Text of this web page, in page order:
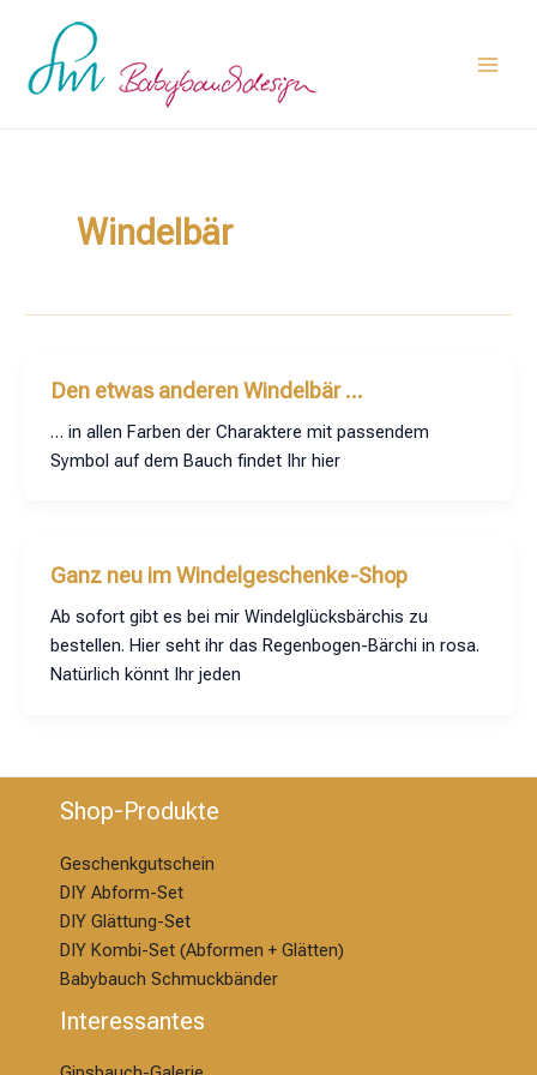
springen
Windelbär
Den etwas anderen Windelbär …
… in allen Farben der Charaktere mit passendem
Symbol auf dem Bauch findet Ihr hier
Ganz neu im Windelgeschenke-Shop
Ab sofort gibt es bei mir Windelglücksbärchis zu
bestellen. Hier seht ihr das Regenbogen-Bärchi in rosa.
Natürlich könnt Ihr jeden
Shop-Produkte
Geschenkgutschein
DIY Abform-Set
DIY Glättung-Set
DIY Kombi-Set (Abformen + Glätten)
Babybauch Schmuckbänder
Interessantes